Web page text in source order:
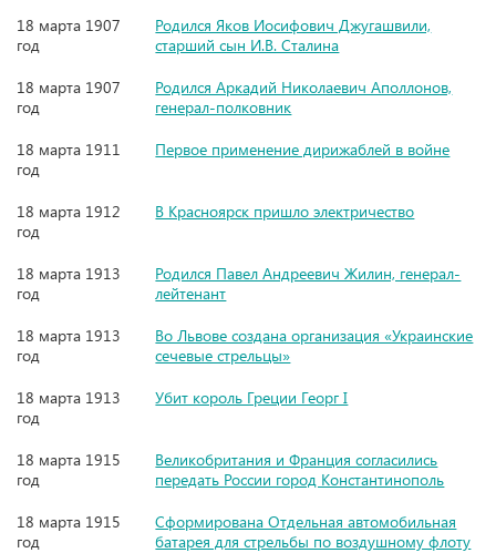
18 марта 1907
год
Родился Яков Иосифович Джугашвили,
старший сын И.В. Сталина
18 марта 1907
год
Родился Аркадий Николаевич Аполлонов,
генерал-полковник
18 марта 1911
год
Первое применение дирижаблей в войне
18 марта 1912
год
В Красноярск пришло электричество
18 марта 1913
год
Родился Павел Андреевич Жилин, генерал-
лейтенант
18 марта 1913
год
Во Львове создана организация «Украинские
сечевые стрельцы»
18 марта 1913
год
Убит король Греции Георг I
18 марта 1915
год
Великобритания и Франция согласились
передать России город Константинополь
18 марта 1915
год
Сформирована Отдельная автомобильная
батарея для стрельбы по воздушному флоту